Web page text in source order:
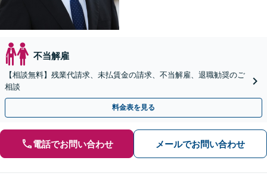
不当解雇
【相談無料】残業代請求、未払賃金の請求、不当解雇、退職勧奨のご
相談
料金表を見る
電話でお問い合わせ メールでお問い合わせ